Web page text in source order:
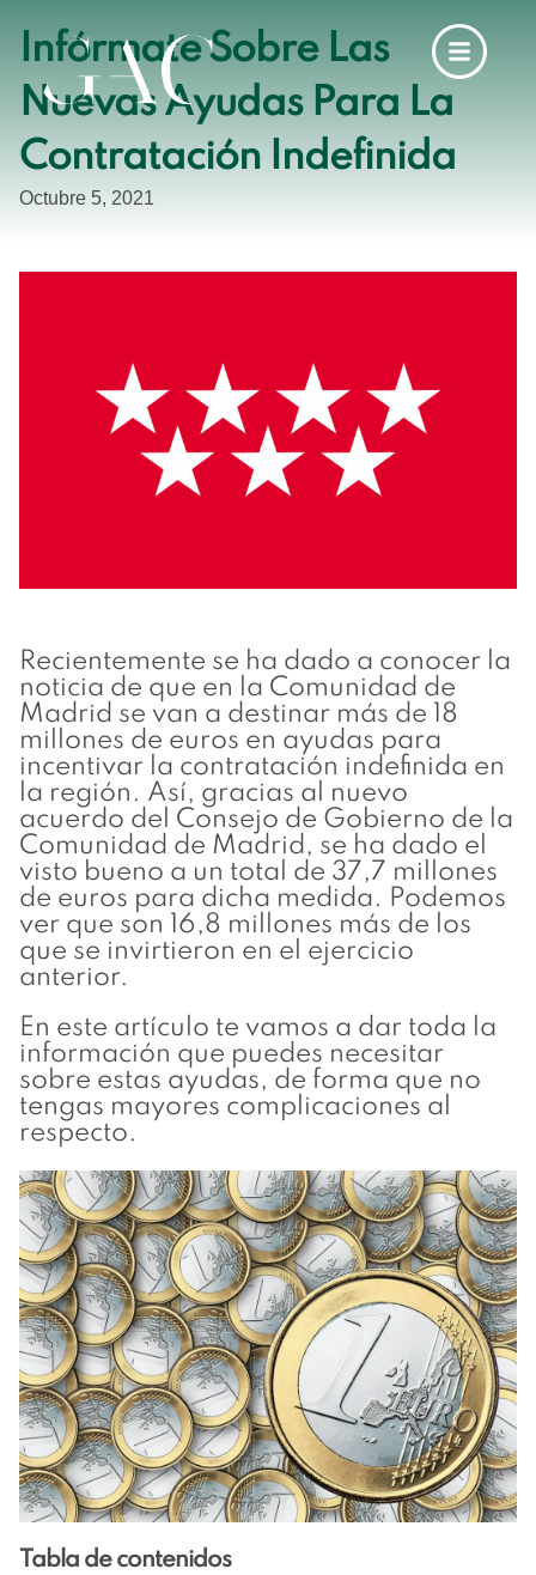
Infórmate Sobre Las
Nuevas Ayudas Para La
Contratación Indefinida
Octubre 5, 2021
Recientemente se ha dado a conocer la
noticia de que en la Comunidad de
Madrid se van a destinar más de 18
millones de euros en ayudas para
incentivar la contratación indefinida en
la región. Así, gracias al nuevo
acuerdo del Consejo de Gobierno de la
Comunidad de Madrid, se ha dado el
visto bueno a un total de 37,7 millones
de euros para dicha medida. Podemos
ver que son 16,8 millones más de los
que se invirtieron en el ejercicio
anterior.
En este artículo te vamos a dar toda la
información que puedes necesitar
sobre estas ayudas, de forma que no
tengas mayores complicaciones al
respecto.
Tabla de contenidos